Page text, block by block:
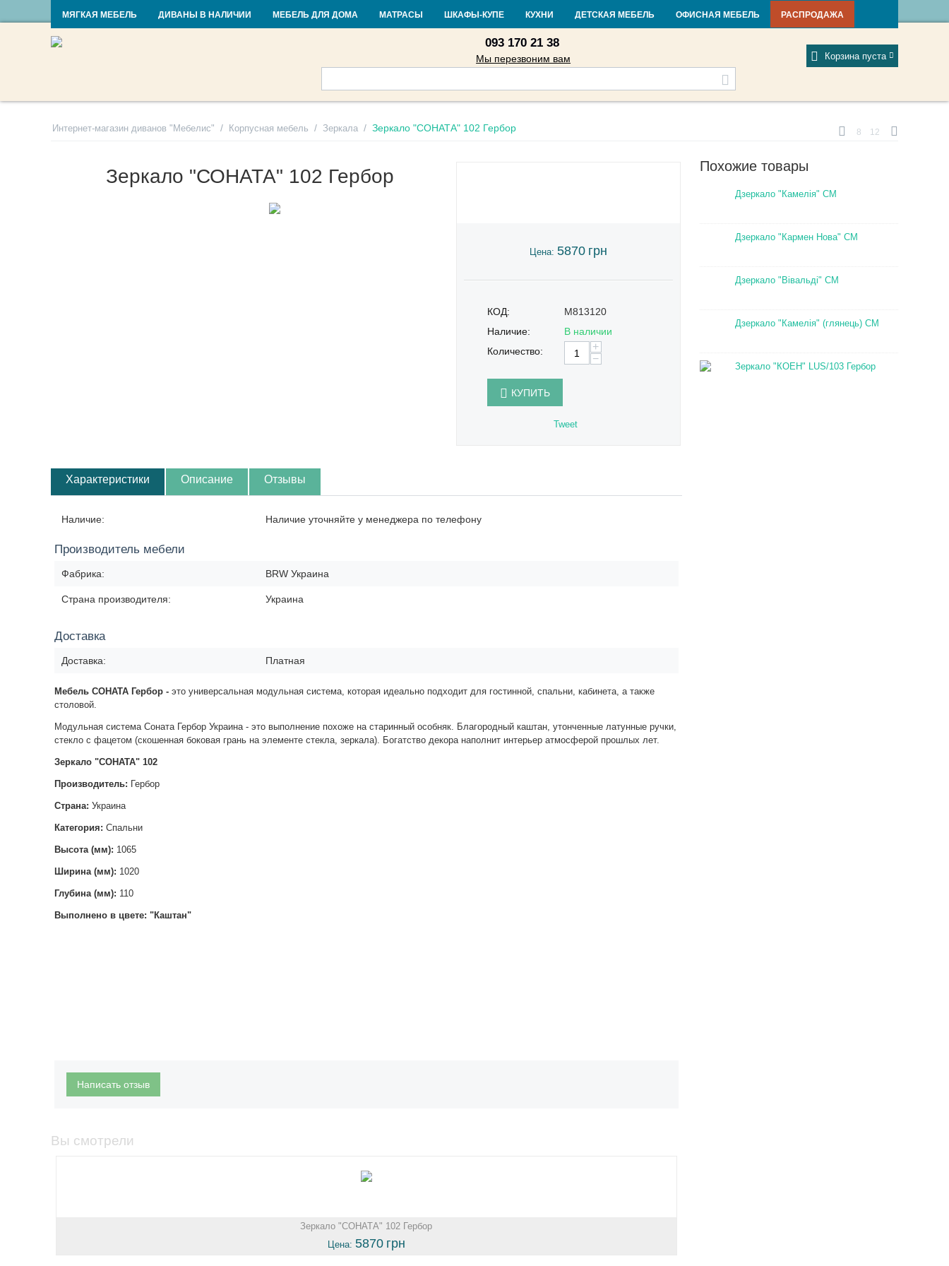
RU UA Мой профиль
Контакты Доставка и оплата Гарантия и возврат Кредит Статьи и новости Фабрики Отзывы
093 170 21 38
Мы перезвоним вам Корзина пуста
МЯГКАЯ МЕБЕЛЬ ДИВАНЫ В НАЛИЧИИ МЕБЕЛЬ ДЛЯ ДОМА МАТРАСЫ ШКАФЫ-КУПЕ КУХНИ ДЕТСКАЯ МЕБЕЛЬ ОФИСНАЯ МЕБЕЛЬ РАСПРОДАЖА
Интернет-магазин диванов "Мебелис" / Корпусная мебель / Зеркала / Зеркало "СОНАТА" 102 Гербор 8 12
Зеркало "СОНАТА" 102 Гербор
Цена: 5870 грн
КОД:
M813120
Наличие:
В наличии
Количество:
+
−
КУПИТЬ
Tweet
Характеристики Описание Отзывы
Наличие: Наличие уточняйте у менеджера по телефону
Производитель мебели
Фабрика: BRW Украина
Страна производителя: Украина
Доставка
Доставка: Платная
Мебель СОНАТА Гербор - это универсальная модульная система, которая идеально подходит для гостинной, спальни, кабинета, а также
столовой.
Модульная система Соната Гербор Украина - это выполнение похоже на старинный особняк. Благородный каштан, утонченные латунные ручки,
стекло с фацетом (скошенная боковая грань на элементе стекла, зеркала). Богатство декора наполнит интерьер атмосферой прошлых лет.
Зеркало "СОНАТА" 102
Производитель: Гербор
Страна: Украина
Категория: Спальни
Высота (мм): 1065
Ширина (мм): 1020
Глубина (мм): 110
Выполнено в цвете: "Каштан"
Написать отзыв
Вы смотрели
Зеркало "СОНАТА" 102 Гербор
Цена: 5870 грн
Похожие товары
Дзеркало "Камелія" СМ
Дзеркало "Кармен Нова" СМ
Дзеркало "Вівальді" СМ
Дзеркало "Камелія" (глянець) СМ
Зеркало "КОЕН" LUS/103 Гербор